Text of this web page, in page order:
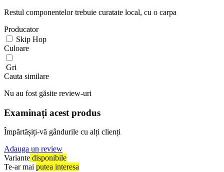
Restul componentelor trebuie curatate local, cu o carpa
Producator
Skip Hop
Culoare
Gri
Cauta similare
Nu au fost găsite review-uri
Examinați acest produs
Împărtășiți-vă gândurile cu alți clienți
Adauga un review
Variante disponibile
Te-ar mai putea interesa